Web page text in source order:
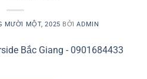
MƯỜI MỘT, 2025 BỞIADMIN